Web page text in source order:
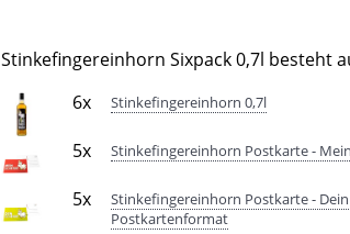
Stinkefingereinhorn Sixpack 0,7l besteht
6x
Stinkefingereinhorn 0,7l
5x Stinkefingereinhorn Postkarte -
5x
Stinkefingereinhorn Postkarte - Dein
Postkartenformat